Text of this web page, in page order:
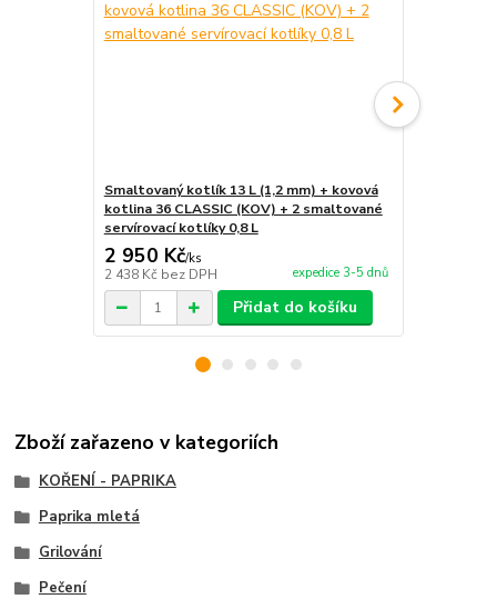
Smaltovaný kotlík 13 L (1,2 mm) + kovová
kotlina 36 CLASSIC (KOV) + 2 smaltované
servírovací kotlíky 0,8 L
2 950 Kč/ks
2 438 Kč bez DPH expedice 3-5 dnů
Přidat do košíku
Zboží zařazeno v kategoriích
KOŘENÍ - PAPRIKA
Paprika mletá
Grilování
Pečení